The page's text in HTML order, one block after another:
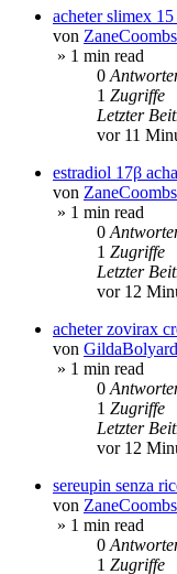
acheter slimex
von ZaneCoombs
» 1 min read
0
1 Zugriffe
Letzter
vor 11
estradiol 17β
von ZaneCoombs
» 1 min read
0
1 Zugriffe
Letzter
vor 12
acheter zovirax
von GildaBolyard
» 1 min read
0
1 Zugriffe
Letzter
vor 12
sereupin senza
von ZaneCoombs
» 1 min read
0
1 Zugriffe